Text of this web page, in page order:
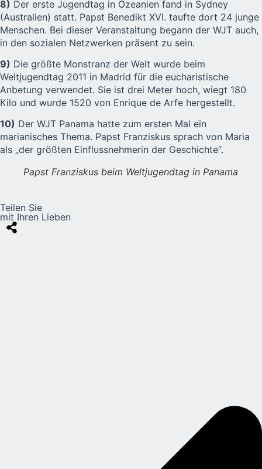
8) Der erste Jugendtag in Ozeanien fand in Sydney
(Australien) statt. Papst Benedikt XVI. taufte dort 24 junge
Menschen. Bei dieser Veranstaltung begann der WJT auch,
in den sozialen Netzwerken präsent zu sein.
9) Die größte Monstranz der Welt wurde beim
Weltjugendtag 2011 in Madrid für die eucharistische
Anbetung verwendet. Sie ist drei Meter hoch, wiegt 180
Kilo und wurde 1520 von Enrique de Arfe hergestellt.
10) Der WJT Panama hatte zum ersten Mal ein
marianisches Thema. Papst Franziskus sprach von Maria
als „der größten Einflussnehmerin der Geschichte“.
Papst Franziskus beim Weltjugendtag in Panama
Teilen Sie
mit Ihren Lieben